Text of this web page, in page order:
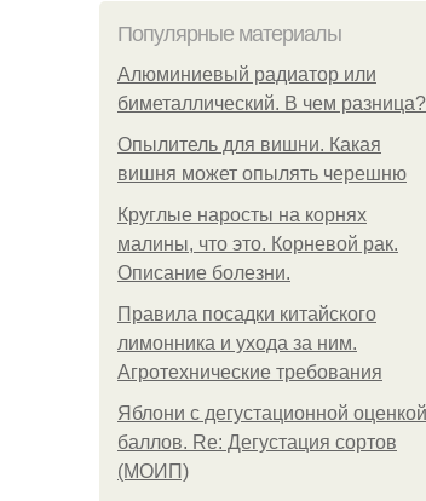
Популярные материалы
Алюминиевый радиатор или
биметаллический. В чем разница?
Опылитель для вишни. Какая
вишня может опылять черешню
Круглые наросты на корнях
малины, что это. Корневой рак.
Описание болезни.
Правила посадки китайского
лимонника и ухода за ним.
Агротехнические требования
Яблони с дегустационной
баллов. Re: Дегустация сортов
(МОИП)